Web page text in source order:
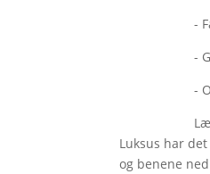
-
-
-
Luksus har
og benene